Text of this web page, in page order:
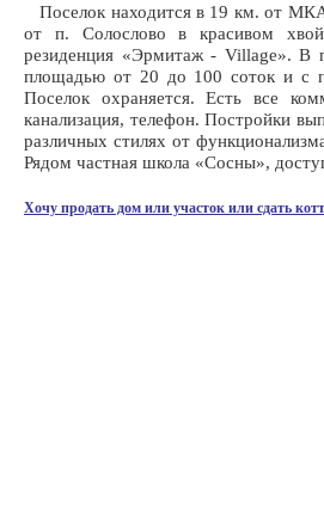
Поселок находится в 19 км. от
от п. Солослово в красивом
резиденция «Эрмитаж - Village». В
площадью от 20 до 100 соток и с
Поселок охраняется. Есть все
канализация, телефон. Постройки
различных стилях от
Рядом частная школа «Сосны»,
Хочу продать дом или участок или сдать